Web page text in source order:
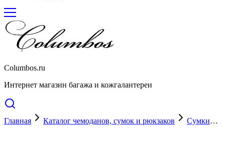
Columbos.ru
Интернет магазин багажа и кожгалантереи
Главная Каталог чемоданов, сумок и рюкзаков Сумки